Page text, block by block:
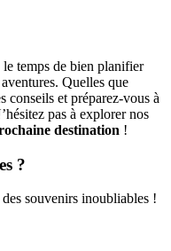
temps de bien planifier
Quelles que
conseils et préparez-vous à
pas à explorer nos
destination !
?
souvenirs inoubliables !